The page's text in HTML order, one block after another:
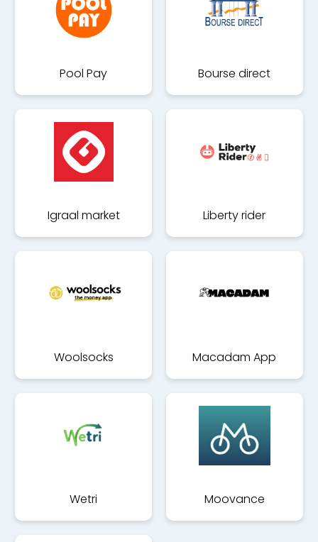
Pool Pay Bourse direct
Igraal market Liberty rider
Woolsocks Macadam App
Wetri Moovance